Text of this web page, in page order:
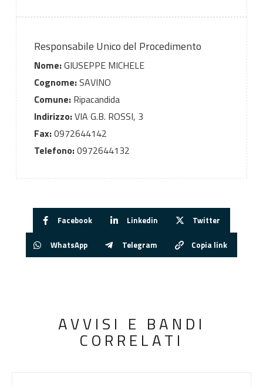
Responsabile Unico del Procedimento
Nome:GIUSEPPE MICHELE
Cognome:SAVINO
Comune:Ripacandida
Indirizzo:VIA G.B. ROSSI, 3
Fax:0972644142
Telefono:0972644132
Facebook Linkedin Twitter
WhatsApp Telegram Copia link
AVVISI E BANDI
CORRELATI